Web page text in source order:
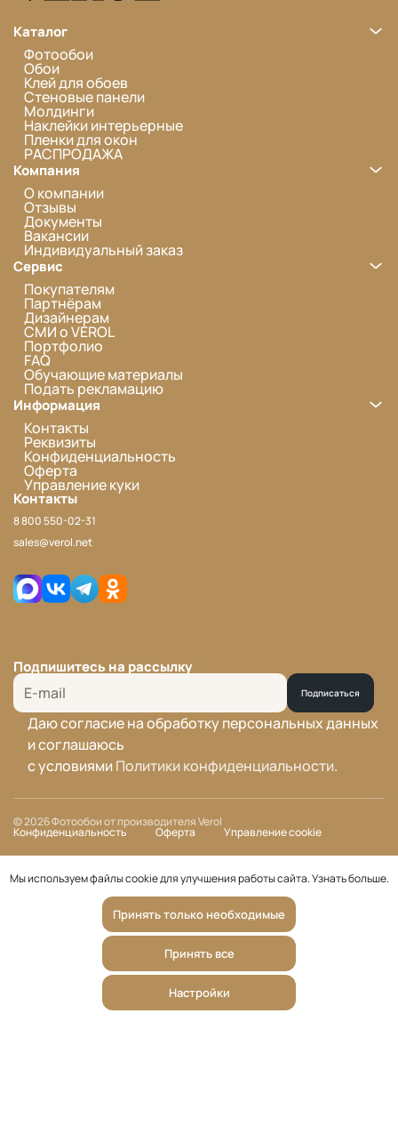
Каталог
Фотообои
Обои
Клей для обоев
Стеновые панели
Молдинги
Наклейки интерьерные
Пленки для окон
РАСПРОДАЖА
Компания
О компании
Отзывы
Документы
Вакансии
Индивидуальный заказ
Сервис
Покупателям
Партнёрам
Дизайнерам
СМИ о VEROL
Портфолио
FAQ
Обучающие материалы
Подать рекламацию
Информация
Контакты
Реквизиты
Конфиденциальность
Оферта
Управление куки
Контакты
8 800 550-02-31
sales@verol.net
Подпишитесь на рассылку
Подписаться
Даю согласие на обработку персональных данных
и соглашаюсь
с условиямиПолитики конфиденциальности.
© 2026 Фотообои от производителя Verol
Конфиденциальность Оферта Управление cookie
Мы используем файлы cookie для улучшения работы сайта.Узнать больше.
Принять только необходимые
Принять все
Настройки